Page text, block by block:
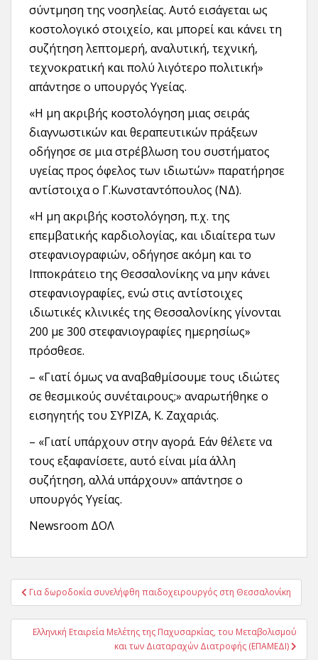
σύντμηση της νοσηλείας. Αυτό εισάγεται ως
κοστολογικό στοιχείο, και μπορεί και κάνει τη
συζήτηση λεπτομερή, αναλυτική, τεχνική,
τεχνοκρατική και πολύ λιγότερο πολιτική»
απάντησε ο υπουργός Υγείας.
«Η μη ακριβής κοστολόγηση μιας σειράς
διαγνωστικών και θεραπευτικών πράξεων
οδήγησε σε μια στρέβλωση του συστήματος
υγείας προς όφελος των ιδιωτών» παρατήρησε
αντίστοιχα ο Γ.Κωνσταντόπουλος (ΝΔ).
«Η μη ακριβής κοστολόγηση, π.χ. της
επεμβατικής καρδιολογίας, και ιδιαίτερα των
στεφανιογραφιών, οδήγησε ακόμη και το
Ιπποκράτειο της Θεσσαλονίκης να μην κάνει
στεφανιογραφίες, ενώ στις αντίστοιχες
ιδιωτικές κλινικές της Θεσσαλονίκης γίνονται
200 με 300 στεφανιογραφίες ημερησίως»
πρόσθεσε.
– «Γιατί όμως να αναβαθμίσουμε τους ιδιώτες
σε θεσμικούς συνέταιρους;» αναρωτήθηκε ο
εισηγητής του ΣΥΡΙΖΑ, Κ. Ζαχαριάς.
– «Γιατί υπάρχουν στην αγορά. Εάν θέλετε να
τους εξαφανίσετε, αυτό είναι μία άλλη
συζήτηση, αλλά υπάρχουν» απάντησε ο
υπουργός Υγείας.
Newsroom ΔΟΛ
Πλοήγηση
άρθρων
Για δωροδοκία συνελήφθη παιδοχειρουργός στη Θεσσαλονίκη
Ελληνική Εταιρεία Μελέτης της Παχυσαρκίας, του Μεταβολισμού
και των Διαταραχών Διατροφής (ΕΠΑΜΕΔΙ)